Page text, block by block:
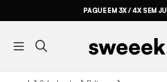
PAGUE EM 3X / 4X SEM